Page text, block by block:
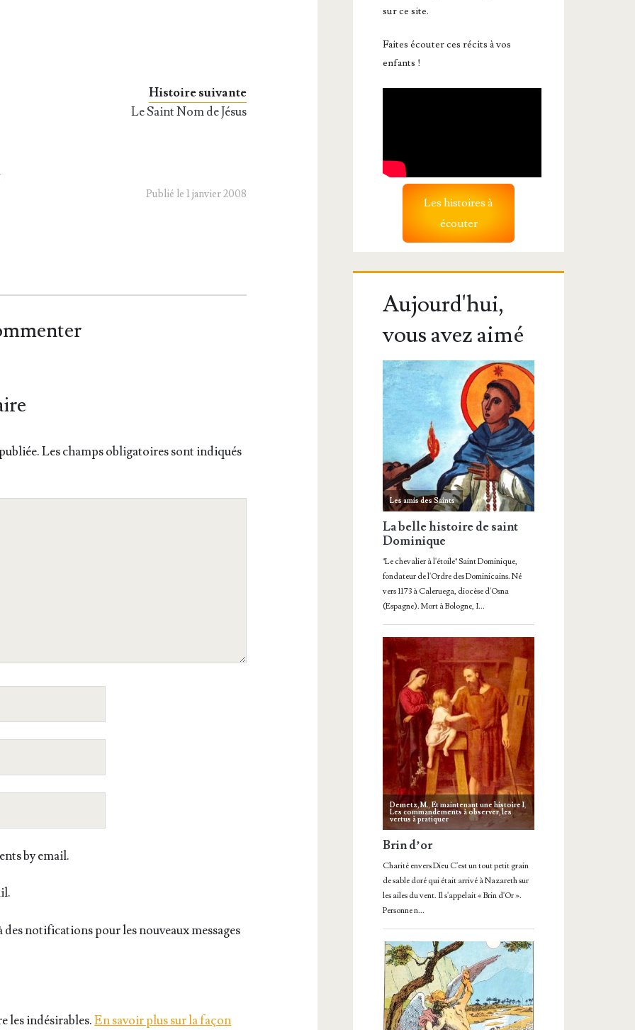
Histoire suivante
Le Saint Nom de Jésus
Publié le 1 janvier 2008
Les champs obligatoires sont indiqués
by email.
notifications pour les nouveaux messages
les indésirables.En savoir plus sur la façon
sur ce site.
Faites écouter ces récits à vos
enfants !
Les histoires à
écouter
Aujourd'hui,
vous avez aimé